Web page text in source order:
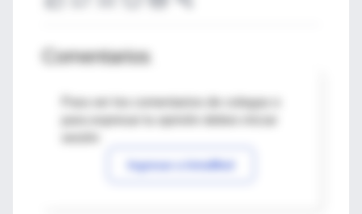
Comentarios
Para ver los comentarios de colegas o
Ingresar a IntraMed